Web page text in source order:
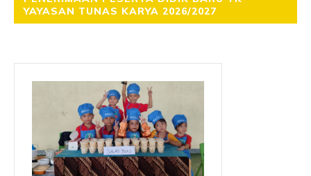
YAYASAN TUNAS KARYA 2026/2027